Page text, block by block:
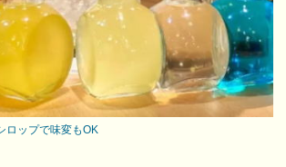
ロップで味変もOK